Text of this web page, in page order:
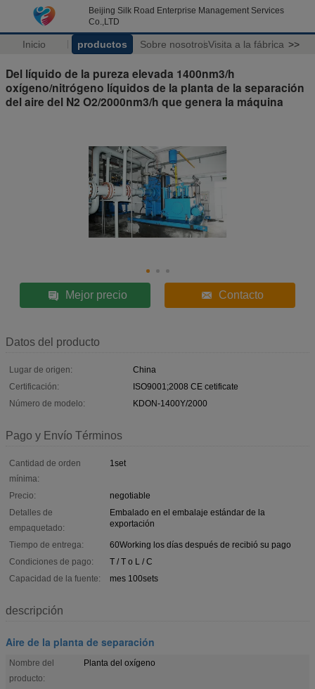
Beijing Silk Road Enterprise Management Services
Co.,LTD
Inicio productos Sobre nosotrosVisita a la fábrica >>
Del líquido de la pureza elevada 1400nm3/h
oxígeno/nitrógeno líquidos de la planta de la separación
del aire del N2 O2/2000nm3/h que genera la máquina
Mejor precio Contacto
Datos del producto
Lugar de origen:
China
Certificación:
ISO9001;2008 CE cetificate
Número de modelo:
KDON-1400Y/2000
Pago y Envío Términos
Cantidad de orden
mínima:
1set
Precio:
negotiable
Detalles de
empaquetado:
Embalado en el embalaje estándar de la
exportación
Tiempo de entrega:
60Working los días después de recibió su pago
Condiciones de pago:
T / T o L / C
Capacidad de la fuente:
mes 100sets
descripción
Aire de la planta de separación
Nombre del
producto:
Planta del oxígeno